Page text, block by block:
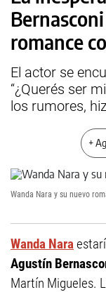
romance
El actor se
“¿Querés ser
los rumores,
+
Wanda Nara y su nuevo
Wanda Nara
Agustín
Martín Migueles.